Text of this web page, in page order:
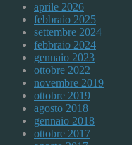
aprile 2026
febbraio 2025
settembre 2024
febbraio 2024
gennaio 2023
ottobre 2022
novembre 2019
ottobre 2019
agosto 2018
gennaio 2018
ottobre 2017